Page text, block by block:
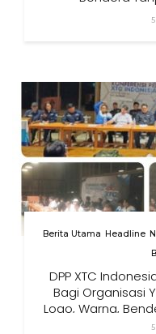
Berita Utama Headline
DPP XTC
Bagi Organisasi
Logo, Warna,